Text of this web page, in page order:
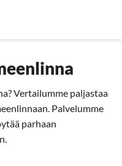
Vertailumme paljastaa
Palvelumme
parhaan